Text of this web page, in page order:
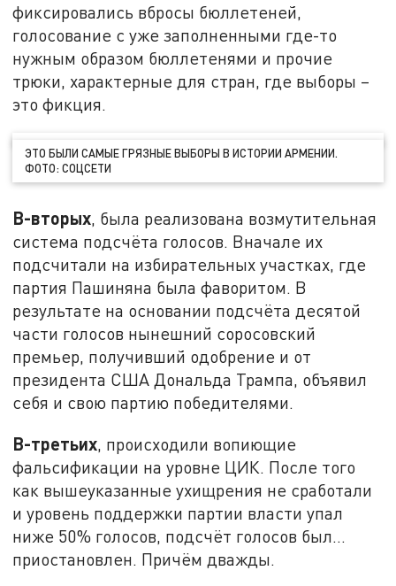
фиксировались вбросы бюллетеней,
голосование с уже заполненными где-то
нужным образом бюллетенями и прочие
трюки, характерные для стран, где выборы –
это фикция.
ЭТО БЫЛИ САМЫЕ ГРЯЗНЫЕ ВЫБОРЫ В ИСТОРИИ АРМЕНИИ.
ФОТО: СОЦСЕТИ
В-вторых, была реализована возмутительная
система подсчёта голосов. Вначале их
подсчитали на избирательных участках, где
партия Пашиняна была фаворитом. В
результате на основании подсчёта десятой
части голосов нынешний соросовский
премьер, получивший одобрение и от
президента США Дональда Трампа, объявил
себя и свою партию победителями.
В-третьих , происходили вопиющие
фальсификации на уровне ЦИК. После того
как вышеуказанные ухищрения не сработали
и уровень поддержки партии власти упал
ниже 50% голосов, подсчёт голосов был…
приостановлен. Причём дважды.